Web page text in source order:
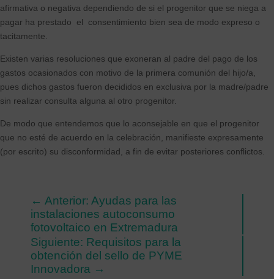
afirmativa o negativa dependiendo de si el progenitor que se niega a
pagar ha prestado el consentimiento bien sea de modo expreso o
tacitamente.
Existen varias resoluciones que exoneran al padre del pago de los
gastos ocasionados con motivo de la primera comunión del hijo/a,
pues dichos gastos fueron decididos en exclusiva por la madre/padre
sin realizar consulta alguna al otro progenitor.
De modo que entendemos que lo aconsejable en que el progenitor
que no esté de acuerdo en la celebración, manifieste expresamente
(por escrito) su disconformidad, a fin de evitar posteriores conflictos.
← Anterior: Ayudas para las
instalaciones autoconsumo
fotovoltaico en Extremadura
Siguiente: Requisitos para la
obtención del sello de PYME
Innovadora →